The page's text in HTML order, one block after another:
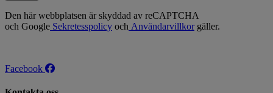
Den här webbplatsen är skyddad av reCAPTCHA
och Google Sekretesspolicy och Användarvillkor gäller.
Facebook